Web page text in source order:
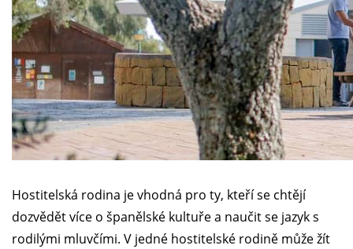
Hostitelská rodina je vhodná pro ty, kteří se chtějí
dozvědět více o španělské kultuře a naučit se jazyk s
rodilými mluvčími. V jedné hostitelské rodině může žít